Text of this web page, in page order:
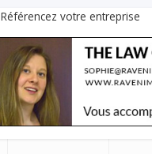
Référencez votre entreprise